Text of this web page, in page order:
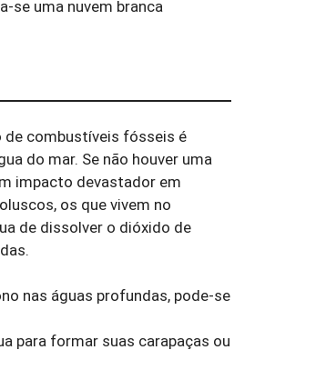
se uma nuvem branca
de combustíveis fósseis é
do mar. Se não houver uma
impacto devastador em
os que vivem no
de dissolver o dióxido de
nas águas profundas, pode-se
para formar suas carapaças ou